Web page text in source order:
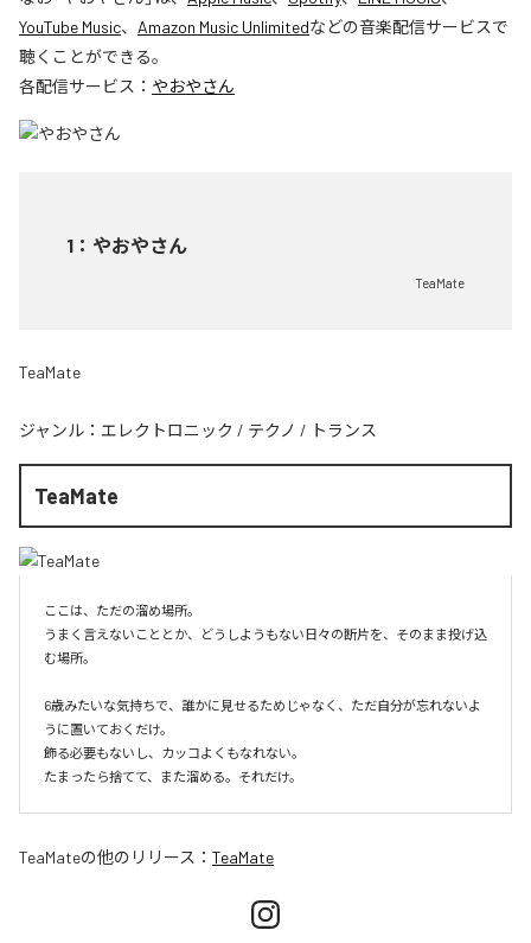
YouTube Music、 Amazon Music Unlimitedなどの音楽配信サービスで
聴くことができる。
各配信サービス： やおやさん
1 ： やおやさん
TeaMate
TeaMate
ジャンル： エレクトロニック / テクノ / トランス
TeaMate
ここは、ただの溜め場所。
うまく言えないこととか、どうしようもない日々の断片を、そのまま投げ込
む場所。
6歳みたいな気持ちで、誰かに見せるためじゃなく、ただ自分が忘れないよ
うに置いておくだけ。
飾る必要もないし、カッコよくもなれない。
たまったら捨てて、また溜める。それだけ。
TeaMateの他のリリース： TeaMate